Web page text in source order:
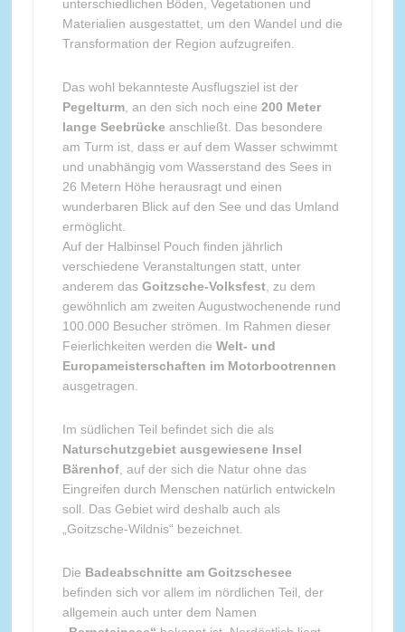
unterschiedlichen Böden, Vegetationen und
Materialien ausgestattet, um den Wandel und die
Transformation der Region aufzugreifen.
Das wohl bekannteste Ausflugsziel ist der
Pegelturm, an den sich noch eine 200 Meter
lange Seebrücke anschließt. Das besondere
am Turm ist, dass er auf dem Wasser schwimmt
und unabhängig vom Wasserstand des Sees in
26 Metern Höhe herausragt und einen
wunderbaren Blick auf den See und das Umland
ermöglicht.
Auf der Halbinsel Pouch finden jährlich
verschiedene Veranstaltungen statt, unter
anderem das Goitzsche-Volksfest, zu dem
gewöhnlich am zweiten Augustwochenende rund
100.000 Besucher strömen. Im Rahmen dieser
Feierlichkeiten werden die Welt- und
Europameisterschaften im Motorbootrennen
ausgetragen.
Im südlichen Teil befindet sich die als
Naturschutzgebiet ausgewiesene Insel
Bärenhof, auf der sich die Natur ohne das
Eingreifen durch Menschen natürlich entwickeln
soll. Das Gebiet wird deshalb auch als
„Goitzsche-Wildnis“ bezeichnet.
Die Badeabschnitte am Goitzschesee
befinden sich vor allem im nördlichen Teil, der
allgemein auch unter dem Namen